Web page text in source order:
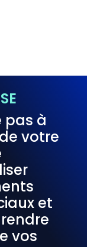
pas à
votre
et
vos